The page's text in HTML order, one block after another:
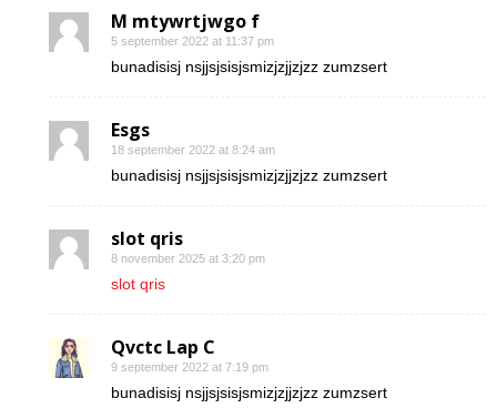
M mtywrtjwgo f
5 september 2022 at 11:37 pm
bunadisisj nsjjsjsisjsmizjzjjzjzz zumzsert
Esgs
18 september 2022 at 8:24 am
bunadisisj nsjjsjsisjsmizjzjjzjzz zumzsert
slot qris
8 november 2025 at 3:20 pm
slot qris
Qvctc Lap C
9 september 2022 at 7:19 pm
bunadisisj nsjjsjsisjsmizjzjjzjzz zumzsert